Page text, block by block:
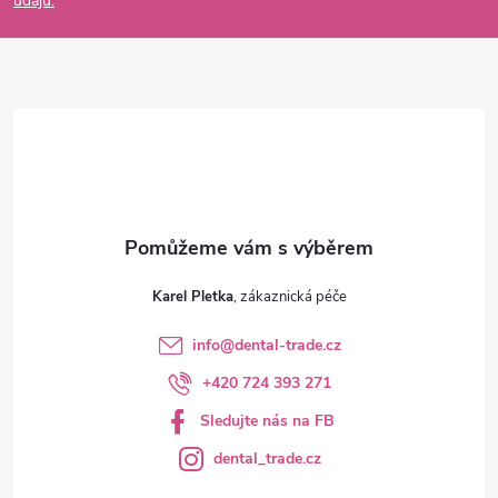
a
Karel Pletka
info@dental-trade.cz
+420 724 393 271
Sledujte nás na FB
dental_trade.cz